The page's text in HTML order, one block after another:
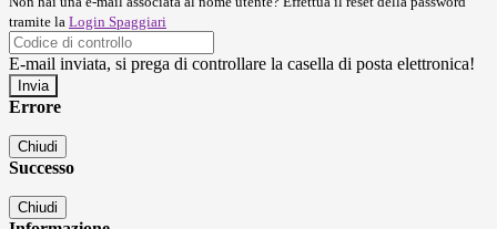
tramite la Login Spaggiari
E-mail inviata, si prega di controllare la casella di posta elettronica!
Errore
Chiudi
Successo
Chiudi